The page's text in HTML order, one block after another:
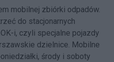
mobilnej zbiórki odpadów.
do stacjonarnych
i, czyli specjalne pojazdy
dzielnice. Mobilne
środy i soboty